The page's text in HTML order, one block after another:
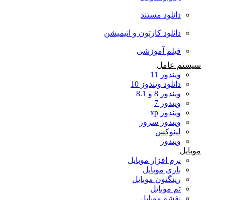
دانلود مستند
دانلود کارتون و انیمیشن
فیلم آموزشی
سیستم عامل
ویندوز 11
دانلود ویندوز 10
ویندوز 8 و 8.1
ویندوز 7
ویندوز xp
ویندوز سرور
لینوکس
ویندوز
نرم افزار موبایل
بازی موبایل
رینگتون موبایل
تم موبایل
نقشه موبایل